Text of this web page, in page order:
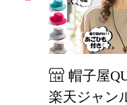
帽子屋
楽天ジャン